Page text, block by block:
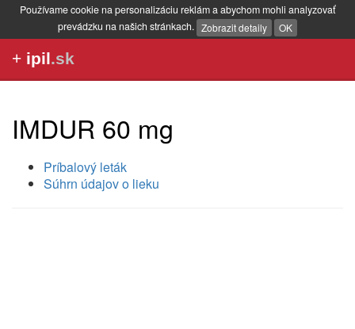
Používame cookie na personalizáciu reklám a abychom mohli analyzovať
prevádzku na našich stránkach. Zobrazit detaily OK
+ ipil.sk
IMDUR 60 mg
Príbalový leták
Súhrn údajov o lieku